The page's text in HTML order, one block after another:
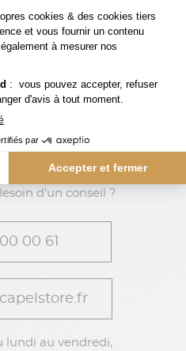
De Manchettes
CLIENT
d'un conseil ?
00 61
lundi au vendredi,